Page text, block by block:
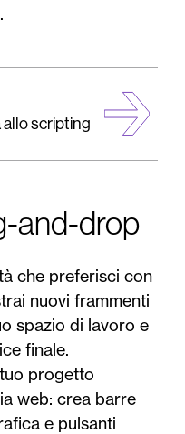
allo scripting
and-drop
che preferisci con
nuovi frammenti
spazio di lavoro e
finale.
progetto
web: crea barre
e pulsanti